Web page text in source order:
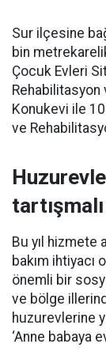
Sur ilçesine
bin
Çocuk Evleri
Rehabilitasyon
Konukevi ile
ve
tartışmalı
Bu yıl hizmete
bakım ihtiyacı
önemli bir
ve bölge
huzurevlerine
‘Anne babaya